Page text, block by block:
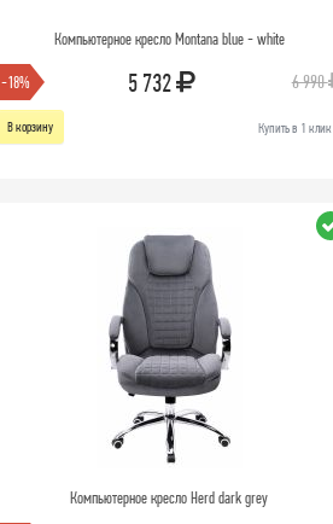
Компьютерное кресло Montana blue - white
-18% 5 732 6 990
В корзину Купить в 1 клик
Компьютерное кресло Herd dark grey